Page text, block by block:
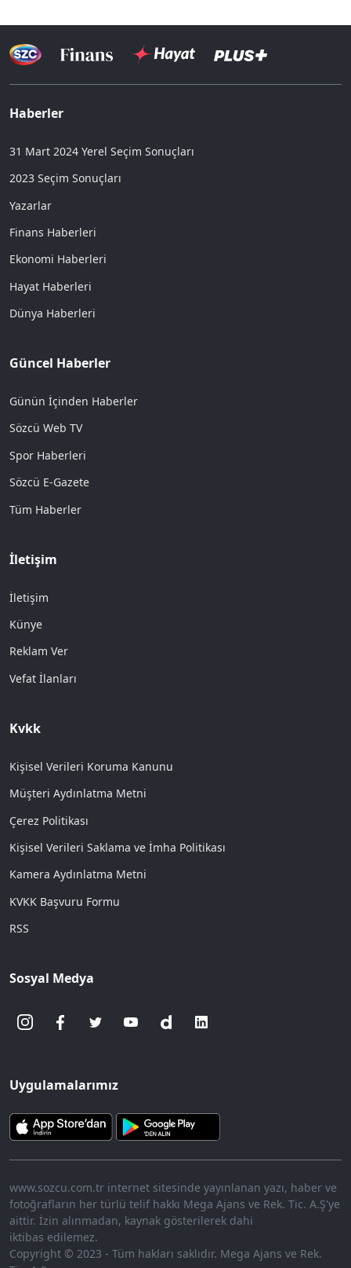
Haberler
31 Mart 2024 Yerel Seçim Sonuçları
2023 Seçim Sonuçları
Yazarlar
Finans Haberleri
Ekonomi Haberleri
Hayat Haberleri
Dünya Haberleri
Güncel Haberler
Günün İçinden Haberler
Sözcü Web TV
Spor Haberleri
Sözcü E-Gazete
Tüm Haberler
İletişim
İletişim
Künye
Reklam Ver
Vefat İlanları
Kvkk
Kişisel Verileri Koruma Kanunu
Müşteri Aydınlatma Metni
Çerez Politikası
Kişisel Verileri Saklama ve İmha Politikası
Kamera Aydınlatma Metni
KVKK Başvuru Formu
RSS
Sosyal Medya
Uygulamalarımız
www.sozcu.com.tr internet sitesinde yayınlanan yazı, haber ve
fotoğrafların her türlü telif hakkı Mega Ajans ve Rek. Tic. A.Ş'ye
aittir. İzin alınmadan, kaynak gösterilerek dahi
iktibas edilemez.
Copyright © 2023 - Tüm hakları saklıdır. Mega Ajans ve Rek.